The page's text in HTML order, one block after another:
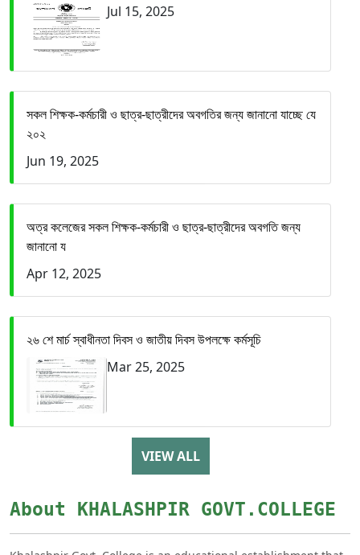
Jul 15, 2025
সকল শিক্ষক-কর্মচারী ও ছাত্র-ছাত্রীদের অবগতির জন্য জানানো যাচ্ছে যে
২০২
Jun 19, 2025
অত্র কলেজের সকল শিক্ষক-কর্মচারী ও ছাত্র-ছাত্রীদের অবগতি জন্য
জানানো য
Apr 12, 2025
২৬ শে মার্চ স্বাধীনতা দিবস ও জাতীয় দিবস উপলক্ষে কর্মসূচি
Mar 25, 2025
VIEW ALL
About KHALASHPIR GOVT.COLLEGE